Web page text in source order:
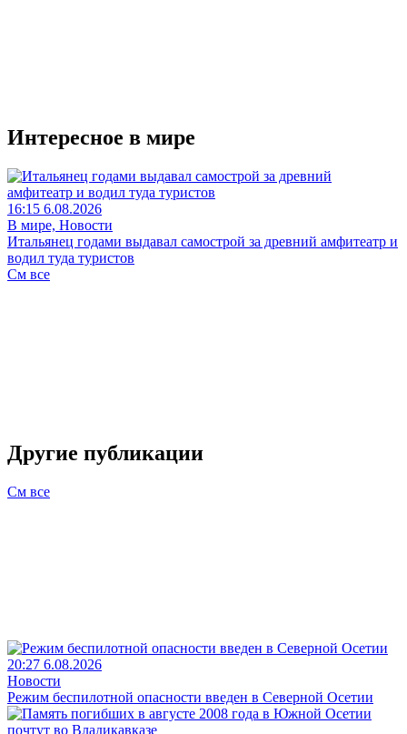
Интересное в мире
16:15 6.08.2026
В мире, Новости
Итальянец годами выдавал самострой за древний амфитеатр и
водил туда туристов
См все
Другие публикации
См все
20:27 6.08.2026
Новости
Режим беспилотной опасности введен в Северной Осетии